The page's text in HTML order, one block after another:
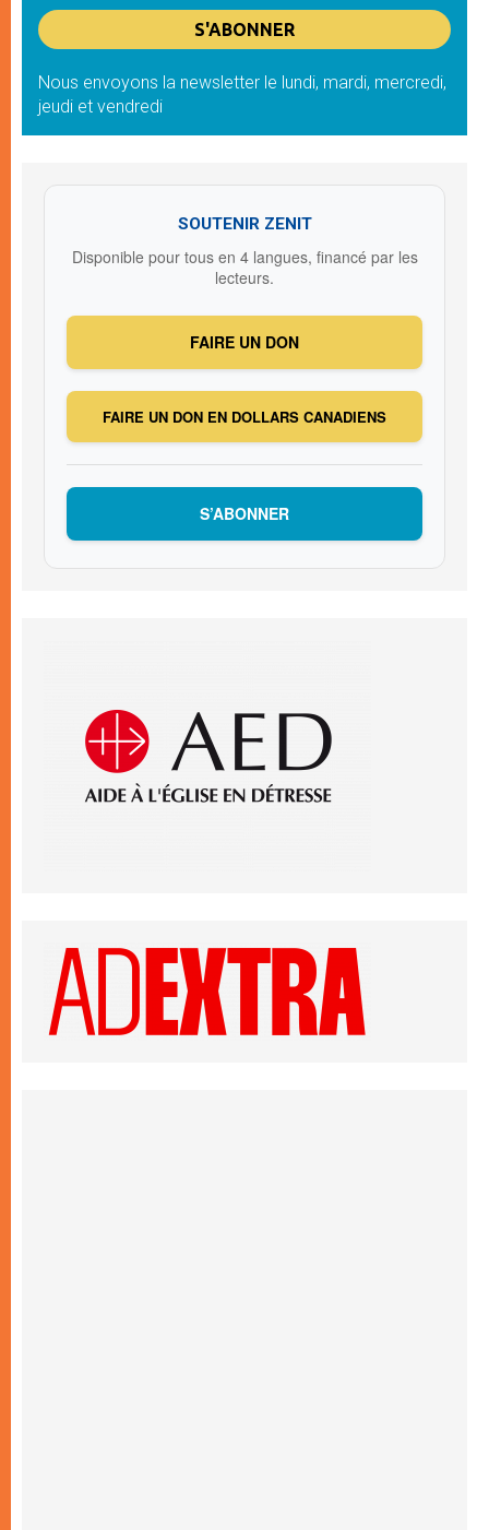
Nous envoyons la newsletter le lundi, mardi, mercredi,
jeudi et vendredi
SOUTENIR ZENIT
Disponible pour tous en 4 langues, financé par les
lecteurs.
FAIRE UN DON
FAIRE UN DON EN DOLLARS CANADIENS
S’ABONNER